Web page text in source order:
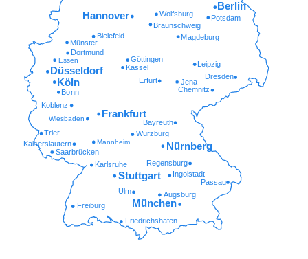
Friedrichshafen
Freiburg
Augsburg
Ulm
Passau
Ingolstadt
Regensburg
Karlsruhe
Saarbrücken
Kaiserslautern Mannheim
Würzburg
Trier
Wiesbaden Bayreuth
Koblenz
Chemnitz
Bonn
Erfurt Jena
Dresden
Kassel
Göttingen
Essen
Dortmund
Münster
Magdeburg
Bielefeld
Braunschweig
Potsdam
Wolfsburg
München
Stuttgart
Nürnberg
Frankfurt
Köln
Düsseldorf
Leipzig
Hannover
Berlin